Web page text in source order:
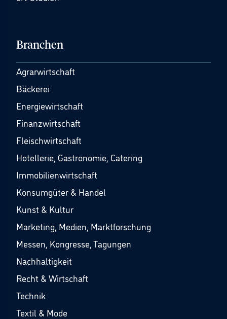
Branchen
Agrarwirtschaft
Bäckerei
Energiewirtschaft
Finanzwirtschaft
Fleischwirtschaft
Hotellerie, Gastronomie, Catering
Immobilienwirtschaft
Konsumgüter & Handel
Kunst & Kultur
Marketing, Medien, Marktforschung
Messen, Kongresse, Tagungen
Nachhaltigkeit
Recht & Wirtschaft
Technik
Textil & Mode